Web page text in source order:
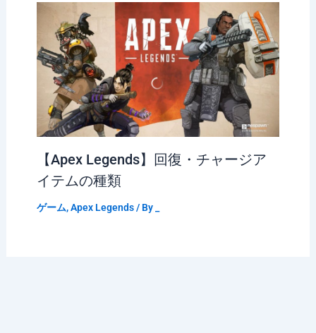
【Apex Legends】回復・チャージア
イテムの種類
ゲーム,Apex Legends/ By